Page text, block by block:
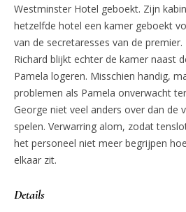
Westminster Hotel geboekt. Zijn
hetzelfde hotel een kamer geboekt
van de secretaresses van de
Richard blijkt echter de kamer naast
Pamela logeren. Misschien handig,
problemen als Pamela onverwacht
George niet veel anders over dan de
spelen. Verwarring alom, zodat
het personeel niet meer begrijpen
elkaar zit.
Details